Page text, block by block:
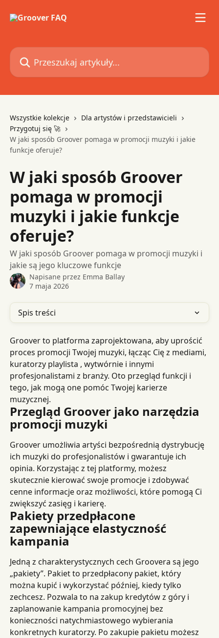
Przeszukaj artykuły...
Wszystkie kolekcje
Dla artystów i przedstawicieli
Przygotuj się 🚀
W jaki sposób Groover pomaga w promocji muzyki i jakie
funkcje oferuje?
W jaki sposób Groover
pomaga w promocji
muzyki i jakie funkcje
oferuje?
W jaki sposób Groover pomaga w promocji muzyki i
jakie są jego kluczowe funkcje
Napisane przez Emma Ballay
7 maja 2026
Spis treści
Groover to platforma zaprojektowana, aby uprościć
proces promocji Twojej muzyki, łącząc Cię z mediami,
kuratorzy playlista , wytwórnie i innymi
profesjonalistami z branży. Oto przegląd funkcji i
tego, jak mogą one pomóc Twojej karierze
muzycznej.
Przegląd Groover jako narzędzia
promocji muzyki
Groover umożliwia artyści bezpośrednią dystrybucję
ich muzyki do profesjonalistów i gwarantuje ich
opinia. Korzystając z tej platformy, możesz
skutecznie kierować swoje promocje i zdobywać
cenne informacje oraz możliwości, które pomogą Ci
zwiększyć zasięg i karierę.
Pakiety przedpłacone
zapewniające elastyczność
kampania
Jedną z charakterystycznych cech Groovera są jego
„pakiety”. Pakiet to przedpłacony pakiet, który
można kupić i wykorzystać później, kiedy tylko
zechcesz. Pozwala to na zakup kredytów z góry i
zaplanowanie kampania promocyjnej bez
konieczności natychmiastowego wybierania
konkretnych kuratorzy. Po zakupie pakietu możesz